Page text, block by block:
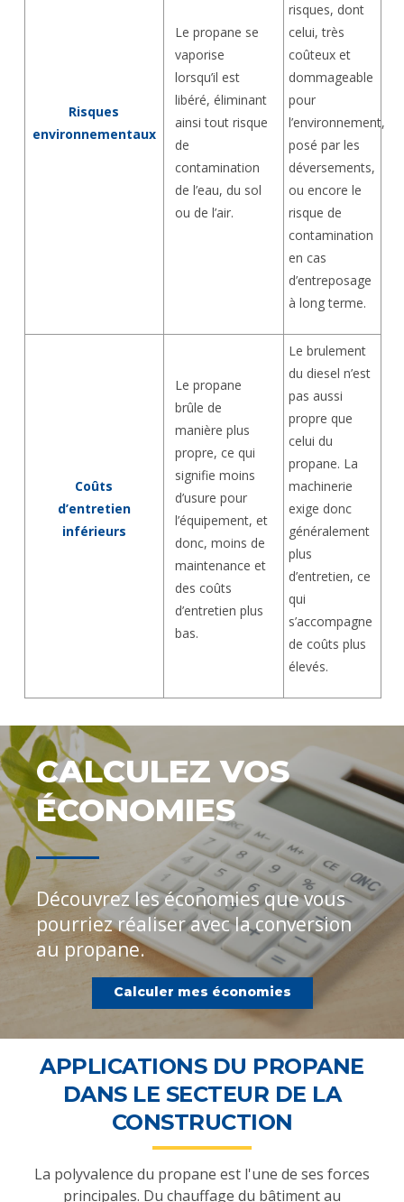
Risques
environnementaux
Le propane se
vaporise
lorsqu’il est
libéré, éliminant
ainsi tout risque
de
contamination
de l’eau, du sol
ou de l’air.
risques, dont
celui, très
coûteux et
dommageable
pour
l’environnement,
posé par les
déversements,
ou encore le
risque de
contamination
en cas
d’entreposage
à long terme.
Coûts
d’entretien
inférieurs
Le propane
brûle de
manière plus
propre, ce qui
signifie moins
d’usure pour
l’équipement, et
donc, moins de
maintenance et
des coûts
d’entretien plus
bas.
Le brulement
du diesel n’est
pas aussi
propre que
celui du
propane. La
machinerie
exige donc
généralement
plus
d’entretien, ce
qui
s’accompagne
de coûts plus
élevés.
CALCULEZ VOS
ÉCONOMIES
Découvrez les économies que vous
pourriez réaliser avec la conversion
au propane.
Calculer mes économies
APPLICATIONS DU PROPANE
DANS LE SECTEUR DE LA
CONSTRUCTION
La polyvalence du propane est l'une de ses forces
principales. Du chauffage du bâtiment au